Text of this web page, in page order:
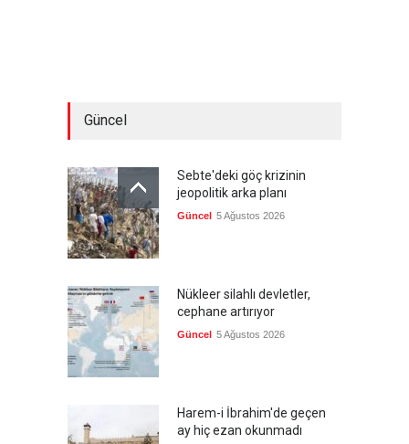
Güncel
Sebte'deki göç krizinin
jeopolitik arka planı
Güncel 5 Ağustos 2026
Nükleer silahlı devletler,
cephane artırıyor
Güncel 5 Ağustos 2026
Harem-i İbrahim'de geçen
ay hiç ezan okunmadı